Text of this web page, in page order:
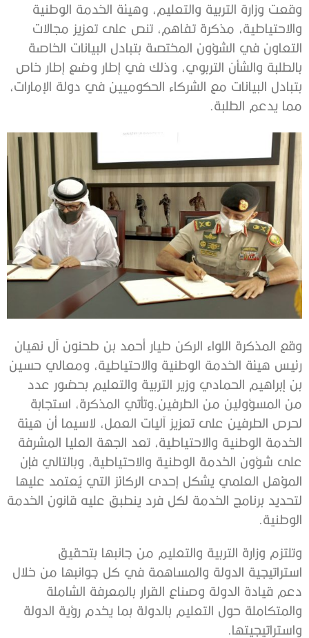
وقعت وزارة التربية والتعليم، وهيئة الخدمة الوطنية
والاحتياطية، مذكرة تفاهم، تنص على تعزيز مجالات
التعاون في الشؤون المختصة بتبادل البيانات الخاصة
بالطلبة والشأن التربوي، وذلك في إطار وضع إطار خاص
بتبادل البيانات مع الشركاء الحكوميين في دولة الإمارات،
مما يدعم الطلبة.
وقع المذكرة اللواء الركن طيار أحمد بن طحنون آل نهيان
رئيس هيئة الخدمة الوطنية والاحتياطية، ومعالي حسين
بن إبراهيم الحمادي وزير التربية والتعليم بحضور عدد
من المسؤولين من الطرفين.وتأتي المذكرة، استجابة
لحرص الطرفين على تعزيز آليات العمل، لاسيما أن هيئة
الخدمة الوطنية والاحتياطية، تعد الجهة العليا المشرفة
على شؤون الخدمة الوطنية والاحتياطية، وبالتالي فإن
المؤهل العلمي يشكل إحدى الركائز التي يُعتمد عليها
لتحديد برنامج الخدمة لكل فرد ينطبق عليه قانون الخدمة
الوطنية.
وتلتزم وزارة التربية والتعليم من جانبها بتحقيق
استراتيجية الدولة والمساهمة في كل جوانبها من خلال
دعم قيادة الدولة وصناع القرار بالمعرفة الشاملة
والمتكاملة حول التعليم بالدولة بما يخدم رؤية الدولة
واستراتيجيتها.